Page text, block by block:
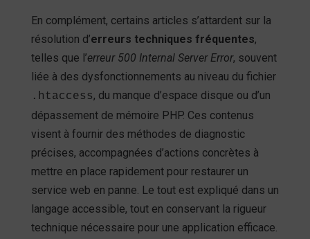
En complément, certains articles s’attardent sur la
résolution d’erreurs techniques fréquentes,
telles que l’erreur 500 Internal Server Error, souvent
liée à des dysfonctionnements au niveau du fichier
.htaccess, du manque d’espace disque ou d’un
dépassement de mémoire PHP. Ces contenus
visent à fournir des méthodes de diagnostic
précises, accompagnées d’actions concrètes à
mettre en place rapidement pour restaurer un
service web en panne. Le tout est expliqué dans un
langage accessible, tout en conservant la rigueur
technique nécessaire pour une application efficace.